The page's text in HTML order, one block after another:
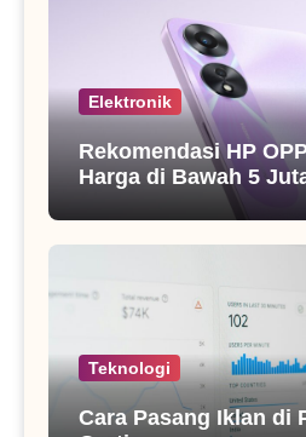
Elektronik
Rekomendasi HP
Harga di Bawah 5
Teknologi
Cara Pasang Iklan di